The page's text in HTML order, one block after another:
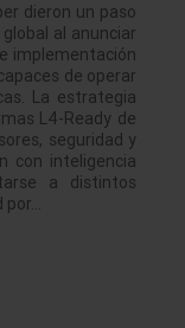
dieron un paso
al anunciar
implementación
de operar
La estrategia
L4-Ready de
seguridad y
con inteligencia
a distintos
por…